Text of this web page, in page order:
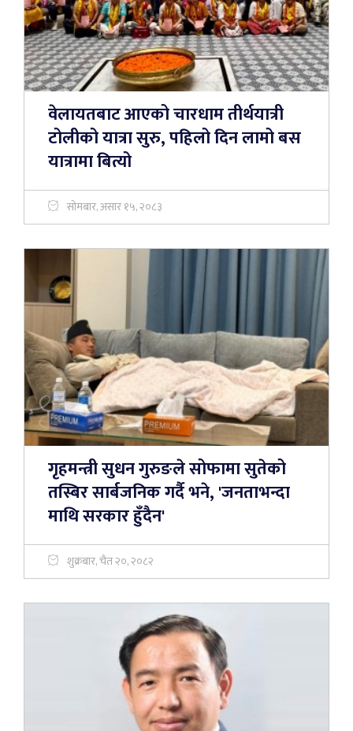
वेलायतबाट आएको चारधाम तीर्थयात्री
टोलीको यात्रा सुरु, पहिलो दिन लामो बस
यात्रामा बित्यो
सोमबार, असार १५, २०८३
गृहमन्त्री सुधन गुरुङले सोफामा सुतेको
तस्बिर सार्बजनिक गर्दै भने, 'जनताभन्दा
माथि सरकार हुँदैन'
शुक्रबार, चैत २०, २०८२